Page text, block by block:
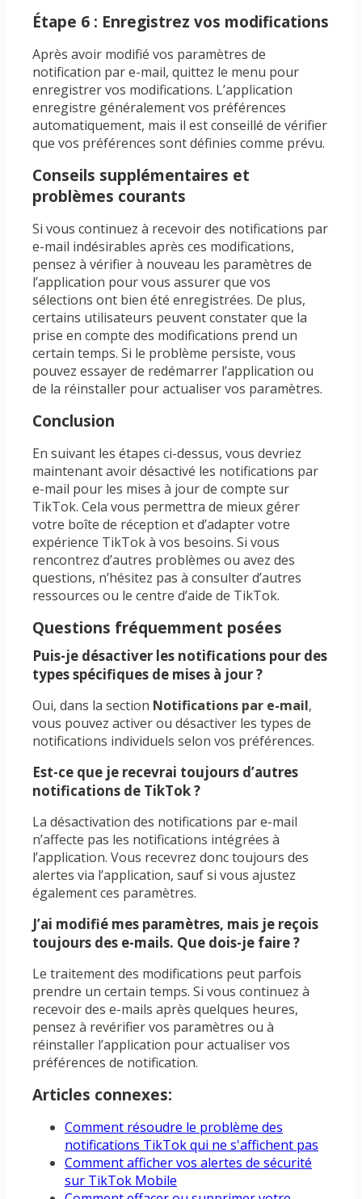
Étape 6 : Enregistrez vos modifications
Après avoir modifié vos paramètres de
notification par e-mail, quittez le menu pour
enregistrer vos modifications. L’application
enregistre généralement vos préférences
automatiquement, mais il est conseillé de vérifier
que vos préférences sont définies comme prévu.
Conseils supplémentaires et
problèmes courants
Si vous continuez à recevoir des notifications par
e-mail indésirables après ces modifications,
pensez à vérifier à nouveau les paramètres de
l’application pour vous assurer que vos
sélections ont bien été enregistrées. De plus,
certains utilisateurs peuvent constater que la
prise en compte des modifications prend un
certain temps. Si le problème persiste, vous
pouvez essayer de redémarrer l’application ou
de la réinstaller pour actualiser vos paramètres.
Conclusion
En suivant les étapes ci-dessus, vous devriez
maintenant avoir désactivé les notifications par
e-mail pour les mises à jour de compte sur
TikTok. Cela vous permettra de mieux gérer
votre boîte de réception et d’adapter votre
expérience TikTok à vos besoins. Si vous
rencontrez d’autres problèmes ou avez des
questions, n’hésitez pas à consulter d’autres
ressources ou le centre d’aide de TikTok.
Questions fréquemment posées
Puis-je désactiver les notifications pour des
types spécifiques de mises à jour ?
Oui, dans la section Notifications par e-mail,
vous pouvez activer ou désactiver les types de
notifications individuels selon vos préférences.
Est-ce que je recevrai toujours d’autres
notifications de TikTok ?
La désactivation des notifications par e-mail
n’affecte pas les notifications intégrées à
l’application. Vous recevrez donc toujours des
alertes via l’application, sauf si vous ajustez
également ces paramètres.
J’ai modifié mes paramètres, mais je reçois
toujours des e-mails. Que dois-je faire ?
Le traitement des modifications peut parfois
prendre un certain temps. Si vous continuez à
recevoir des e-mails après quelques heures,
pensez à revérifier vos paramètres ou à
réinstaller l’application pour actualiser vos
préférences de notification.
Articles connexes:
Comment résoudre le problème des
notifications TikTok qui ne s'affichent pas
Comment afficher vos alertes de sécurité
sur TikTok Mobile